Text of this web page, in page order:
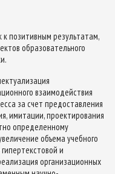
позитивным результатам,
образовательного
взаимодействия
за счет предоставления
имитации, проектирования
определенному
объема учебного
и
организационных